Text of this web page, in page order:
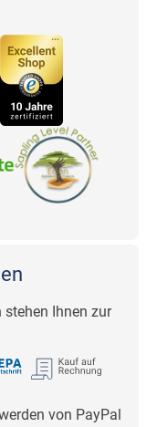
Ihnen zur
von PayPal